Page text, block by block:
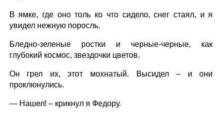
В ямке, где оно толь ко что сидело, снег стаял, и я
увидел нежную поросль.
Бледно-зеленые ростки и черные-черные, как
глубокий космос, звездочки цветов.
Он грел их, этот мохнатый. Высидел – и они
проклюнулись.
— Нашел! – крикнул я Федору.